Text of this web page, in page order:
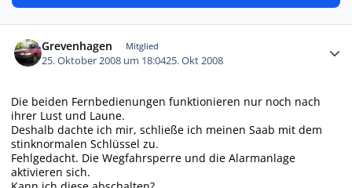
Grevenhagen Mitglied
25. Oktober 2008 um 18:0425. Okt 2008
Die beiden Fernbedienungen funktionieren nur noch nach
ihrer Lust und Laune.
Deshalb dachte ich mir, schließe ich meinen Saab mit dem
stinknormalen Schlüssel zu.
Fehlgedacht. Die Wegfahrsperre und die Alarmanlage
aktivieren sich.